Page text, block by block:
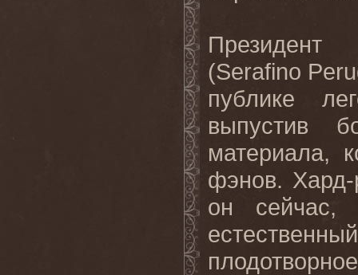
(Serafino
публике
выпустив
материала,
фэнов.
он